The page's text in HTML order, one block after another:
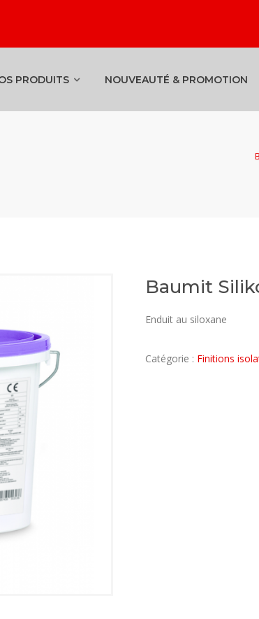
PRODUITS NOUVEAUTÉ & PROMOTION
Baumit
Enduit au siloxane
Catégorie : Finitions